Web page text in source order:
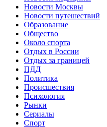
Новости Москвы
Новости путешествий
Образование
Общество
Около спорта
Отдых в России
Отдых за границей
ПДД
Политика
Происшествия
Психология
Рынки
Сериалы
Спорт